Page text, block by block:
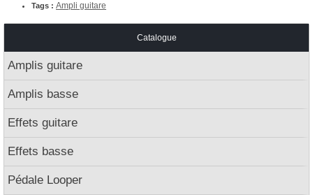
Tags : Ampli guitare
Catalogue
Amplis guitare
Amplis basse
Effets guitare
Effets basse
Pédale Looper